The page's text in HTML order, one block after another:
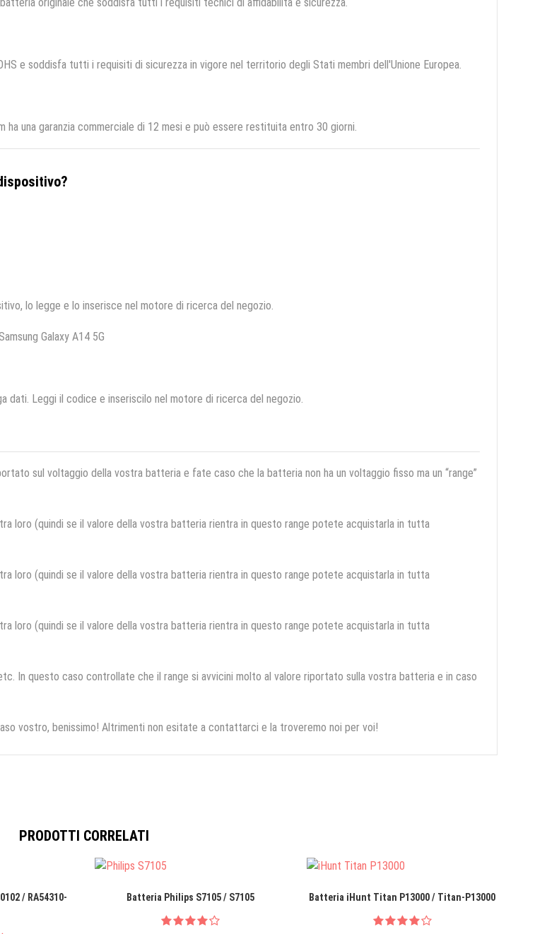
originale che soddisfa tutti i requisiti tecnici di affidabilità e sicurezza.
e soddisfa tutti i requisiti di sicurezza in vigore nel territorio degli Stati membri dell'Unione Europea.
ha una garanzia commerciale di 12 mesi e può essere restituita entro 30 giorni.
lo legge e lo inserisce nel motore di ricerca del negozio.
Galaxy A14 5G
dati. Leggi il codice e inseriscilo nel motore di ricerca del negozio.
sul voltaggio della vostra batteria e fate caso che la batteria non ha un voltaggio fisso ma un “range”
loro (quindi se il valore della vostra batteria rientra in questo range potete acquistarla in tutta
loro (quindi se il valore della vostra batteria rientra in questo range potete acquistarla in tutta
loro (quindi se il valore della vostra batteria rientra in questo range potete acquistarla in tutta
In questo caso controllate che il range si avvicini molto al valore riportato sulla vostra batteria e in caso
vostro, benissimo! Altrimenti non esitate a contattarci e la troveremo noi per voi!
PRODOTTI CORRELATI
/ RA54310-
Batteria Philips S7105 / S7105 Batteria iHunt Titan P13000 / Titan-P13000